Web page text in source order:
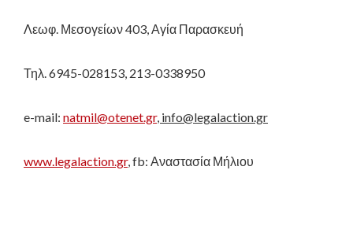
Λεωφ. Μεσογείων 403, Αγία Παρασκευή
Τηλ. 6945-028153, 213-0338950
e-mail: natmil@otenet.gr, info@legalaction.gr
www.legalaction.gr, fb: Αναστασία Μήλιου